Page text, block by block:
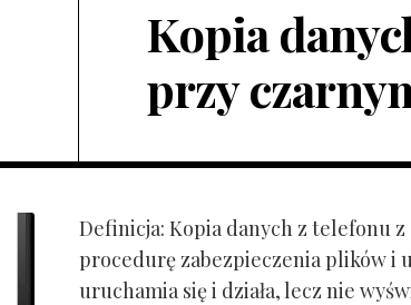
Kopia
przy
Definicja: Kopia danych z telefonu
procedurę zabezpieczenia plików i
uruchamia się i działa, lecz nie